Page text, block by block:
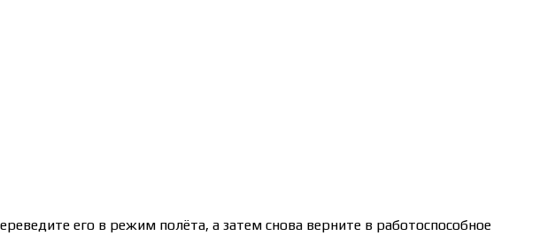
его в режим полёта, а затем снова верните в работоспособное